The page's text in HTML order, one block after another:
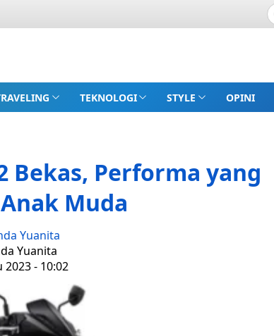
TEKNOLOGI STYLE OPINI
Bekas, Performa yang
Muda
Yuanita
Yuanita
2023 - 10:02